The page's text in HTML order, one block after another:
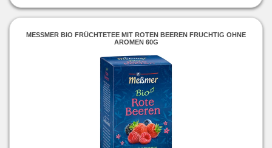
MESSMER BIO FRÜCHTETEE MIT ROTEN BEEREN FRUCHTIG OHNE A
ROMEN 60G